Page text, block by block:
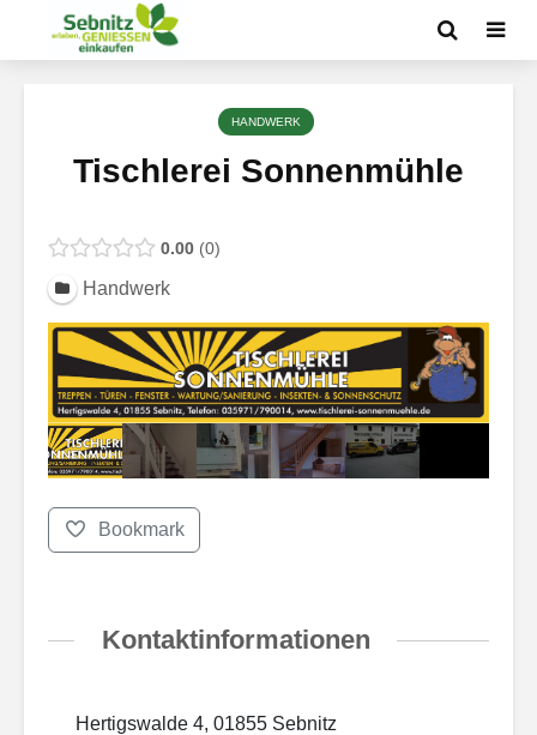
HANDWERK
Tischlerei Sonnenmühle
0.00 0
Handwerk
Bookmark
Kontaktinformationen
Hertigswalde 4, 01855 Sebnitz